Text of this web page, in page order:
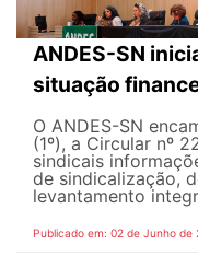
ANDES-SN
situação
O ANDES-SN
(1º), a Circular nº
sindicais
de sindicalização,
levantamento
Publicado em: 02 de Junho de